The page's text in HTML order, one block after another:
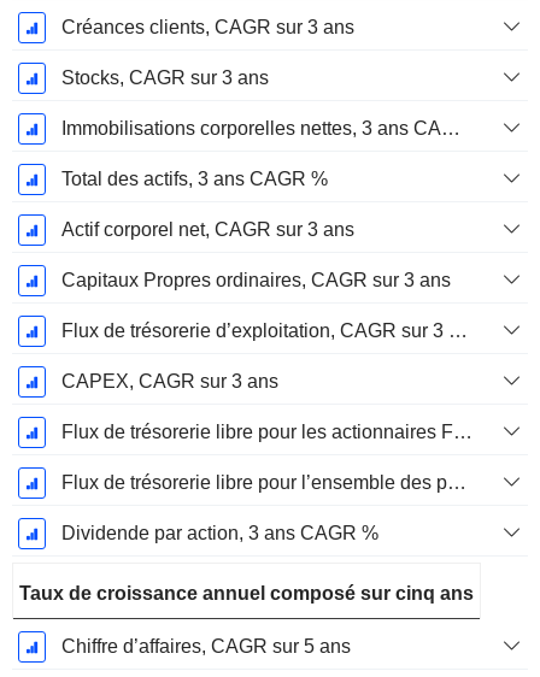
Créances clients, CAGR sur 3 ans
Stocks, CAGR sur 3 ans
Immobilisations corporelles nettes, 3 ans CAGR %
Total des actifs, 3 ans CAGR %
Actif corporel net, CAGR sur 3 ans
Capitaux Propres ordinaires, CAGR sur 3 ans
Flux de trésorerie d’exploitation, CAGR sur 3 ans
CAPEX, CAGR sur 3 ans
Flux de trésorerie libre pour les actionnaires FCFE, CAGR sur 3 ans
Flux de trésorerie libre pour l’ensemble des pourvoyeurs de fonds (créanciers et actionnaires) FCFF, CAGR sur 3 ans
Dividende par action, 3 ans CAGR %
Taux de croissance annuel composé sur cinq ans
Chiffre d’affaires, CAGR sur 5 ans